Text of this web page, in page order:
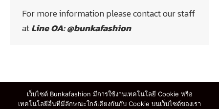
For more information please contact our staff
atLine OA: @bunkafashion
เว็บไซต์ Bunkafashion มีการใช้งานเทคโนโลยี Cookie หรือ
เทคโนโลยีอื่นที่มีลักษณะใกล้เคียงกันกับ Cookie บนเว็บไซต์ของเรา